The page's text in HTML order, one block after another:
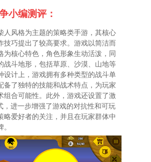
小编测评：
人风格为主题的策略类手游，其核心
技巧提出了较高要求。游戏以简洁而
为核心特色，角色形象生动活泼，同
战斗地形，包括草原、沙漠、山地等
设计上，游戏拥有多种类型的战斗单
备了独特的技能和战术特点，为玩家
组合可能性。此外，游戏还设置了激
，进一步增强了游戏的对抗性和可玩
略爱好者的关注，并且在玩家群体中